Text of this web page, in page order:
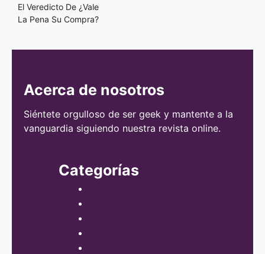
El Veredicto De ¿Vale
La Pena Su Compra?
Acerca de nosotros
Siéntete orgulloso de ser geek y mantente a la
vanguardia siguiendo nuestra revista online.
Categorías